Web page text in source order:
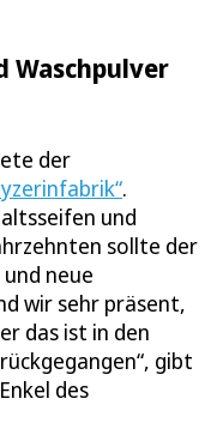
Waschpulver
der
.
und
sollte der
neue
wir sehr präsent,
das ist in den
gibt
des